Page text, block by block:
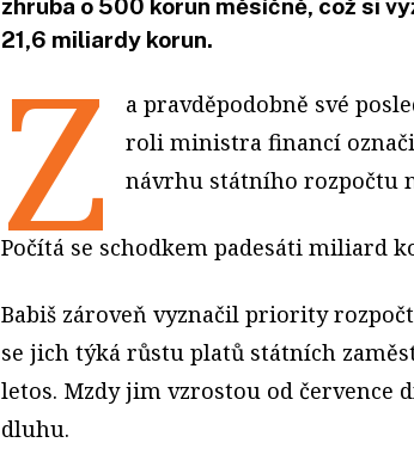
zhruba o 500 korun měsíčně, což si
21,6 miliardy korun.
Z
a pravděpodobně své
roli ministra financí
návrhu státního rozpočtu
Počítá se schodkem padesáti miliard
Babiš zároveň vyznačil priority
se jich týká růstu platů státních
letos. Mzdy jim vzrostou od července
dluhu.